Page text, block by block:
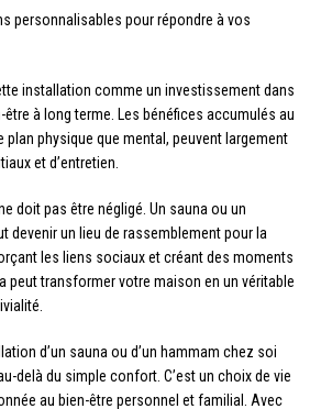
personnalisables pour répondre à vos
installation comme un investissement dans
à long terme. Les bénéfices accumulés au
plan physique que mental, peuvent largement
et d’entretien.
doit pas être négligé. Un sauna ou un
devenir un lieu de rassemblement pour la
les liens sociaux et créant des moments
peut transformer votre maison en un véritable
d’un sauna ou d’un hammam chez soi
delà du simple confort. C’est un choix de vie
au bien-être personnel et familial. Avec